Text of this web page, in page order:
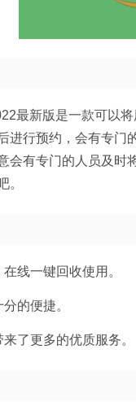
最新版是一款可以
进行预约，会有专门
会有专门的人员及
。
线一键回收使用。
的便捷。
了更多的优质服务。